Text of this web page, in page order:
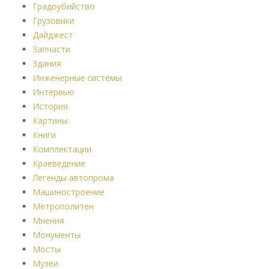
Градоубийство
Грузовики
Дайджест
Запчасти
Здания
Инженерные системы
Интервью
История
Картины
Книги
Комплектации
Краеведение
Легенды автопрома
Машиностроение
Метрополитен
Мнения
Монументы
Мосты
Музеи